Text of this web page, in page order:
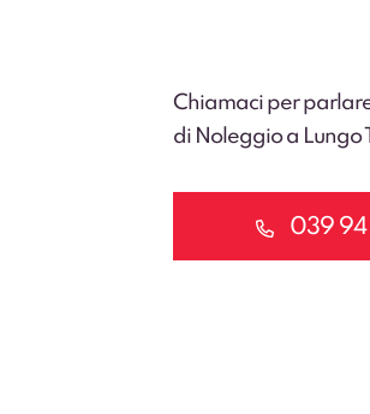
Chiamaci per
di Noleggio a Lungo
039